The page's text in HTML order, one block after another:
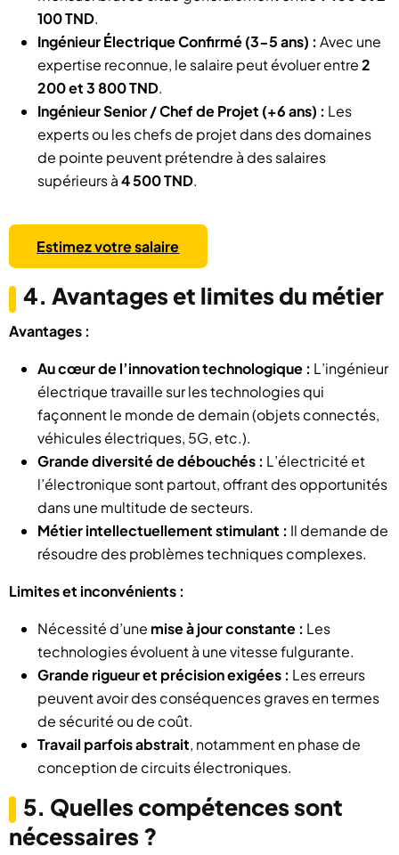
100 TND.
Ingénieur Électrique Confirmé (3-5 ans) : Avec une
expertise reconnue, le salaire peut évoluer entre2
200 et 3 800 TND.
Ingénieur Senior / Chef de Projet (+6 ans) : Les
experts ou les chefs de projet dans des domaines
de pointe peuvent prétendre à des salaires
supérieurs à4 500 TND.
Estimez votre salaire
4. Avantages et limites du métier
Avantages :
Au cœur de l’innovation technologique : L’ingénieur
électrique travaille sur les technologies qui
façonnent le monde de demain (objets connectés,
véhicules électriques, 5G, etc.).
Grande diversité de débouchés : L’électricité et
l’électronique sont partout, offrant des opportunités
dans une multitude de secteurs.
Métier intellectuellement stimulant : Il demande de
résoudre des problèmes techniques complexes.
Limites et inconvénients :
Nécessité d’une mise à jour constante : Les
technologies évoluent à une vitesse fulgurante.
Grande rigueur et précision exigées : Les erreurs
peuvent avoir des conséquences graves en termes
de sécurité ou de coût.
Travail parfois abstrait, notamment en phase de
conception de circuits électroniques.
5. Quelles compétences sont
nécessaires ?